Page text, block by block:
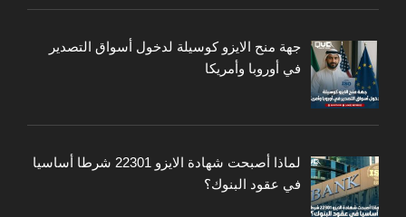
جهة منح الايزو كوسيلة لدخول أسواق التصدير
في أوروبا وأمريكا
لماذا أصبحت شهادة الايزو 22301 شرطا أساسيا
في عقود البنوك؟